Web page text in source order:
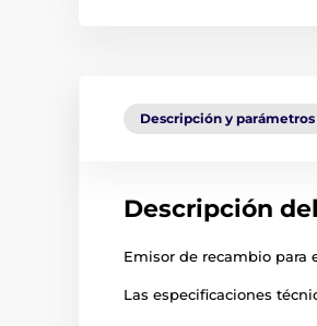
Descripción y parámetros
Descripción
Emisor de recambio para
Las especificaciones